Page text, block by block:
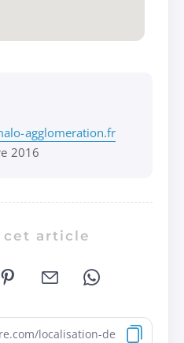
agglomeration.fr
2016
cet article